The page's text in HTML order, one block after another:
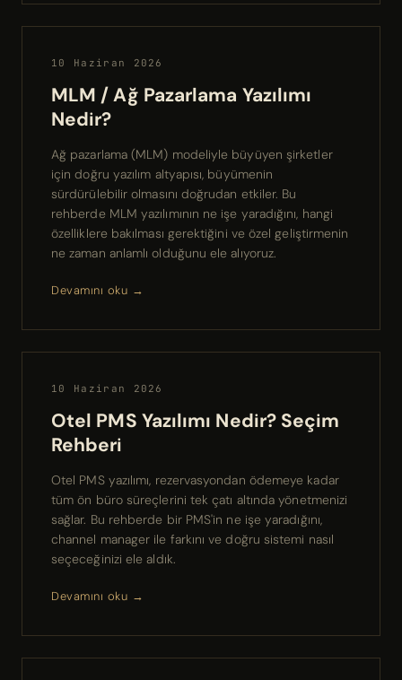
10 Haziran 2026
MLM / Ağ Pazarlama Yazılımı
Nedir?
Ağ pazarlama (MLM) modeliyle büyüyen şirketler
için doğru yazılım altyapısı, büyümenin
sürdürülebilir olmasını doğrudan etkiler. Bu
rehberde MLM yazılımının ne işe yaradığını, hangi
özelliklere bakılması gerektiğini ve özel geliştirmenin
ne zaman anlamlı olduğunu ele alıyoruz.
Devamını oku →
10 Haziran 2026
Otel PMS Yazılımı Nedir? Seçim
Rehberi
Otel PMS yazılımı, rezervasyondan ödemeye kadar
tüm ön büro süreçlerini tek çatı altında yönetmenizi
sağlar. Bu rehberde bir PMS'in ne işe yaradığını,
channel manager ile farkını ve doğru sistemi nasıl
seçeceğinizi ele aldık.
Devamını oku →